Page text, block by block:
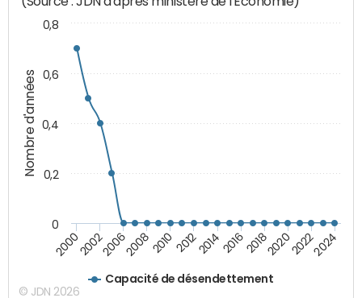
Nombre d'années
Capacité de désendettement
20002002200620082010 2012201420162018202020222024
0
0,2
0,4
0,6
0,8
© JDN 2026